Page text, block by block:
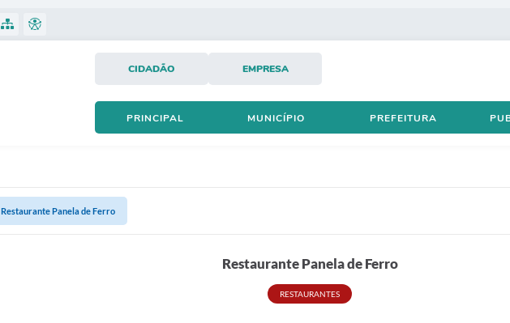
CIDADÃO EMPRESA
PRINCIPAL MUNICÍPIO PREFEITURA
Restaurante Panela de Ferro
Restaurante Panela de Ferro
RESTAURANTES